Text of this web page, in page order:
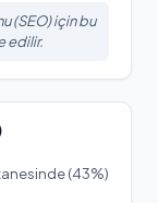
(SEO) için bu
edilir.
(43%)